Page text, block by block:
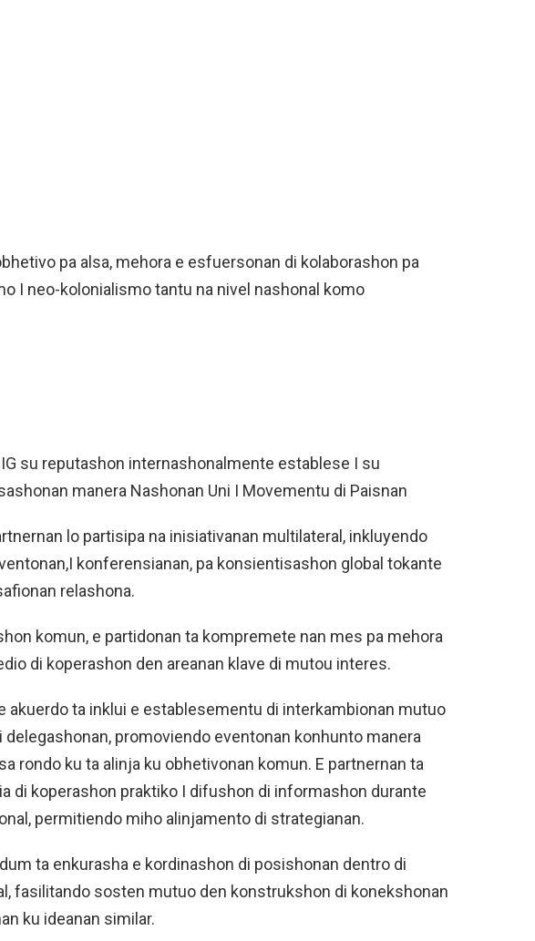
pa alsa, mehora e esfuersonan di kolaborashon pa
I neo-kolonialismo tantu na nivel nashonal komo
su reputashon internashonalmente establese I su
manera Nashonan Uni I Movementu di Paisnan
lo partisipa na inisiativanan multilateral, inkluyendo
konferensianan, pa konsientisashon global tokante
relashona.
komun, e partidonan ta kompremete nan mes pa mehora
di koperashon den areanan klave di mutou interes.
akuerdo ta inklui e establesementu di interkambionan mutuo
delegashonan, promoviendo eventonan konhunto manera
rondo ku ta alinja ku obhetivonan komun. E partnernan ta
di koperashon praktiko I difushon di informashon durante
permitiendo miho alinjamento di strategianan.
ta enkurasha e kordinashon di posishonan dentro di
fasilitando sosten mutuo den konstrukshon di konekshonan
ku ideanan similar.